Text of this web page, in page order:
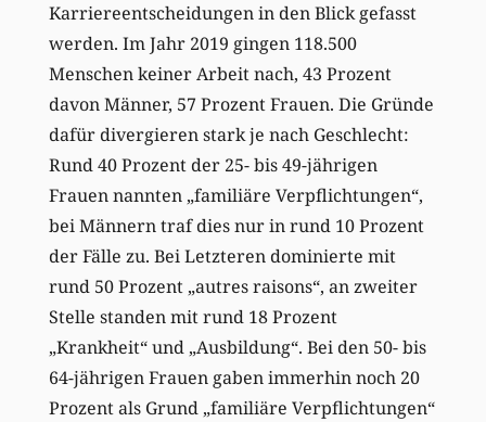
Karriereentscheidungen in den Blick gefasst
werden. Im Jahr 2019 gingen 118.500
Menschen keiner Arbeit nach, 43 Prozent
davon Männer, 57 Prozent Frauen. Die Gründe
dafür divergieren stark je nach Geschlecht:
Rund 40 Prozent der 25- bis 49-jährigen
Frauen nannten „familiäre Verpflichtungen“,
bei Männern traf dies nur in rund 10 Prozent
der Fälle zu. Bei Letzteren dominierte mit
rund 50 Prozent „autres raisons“, an zweiter
Stelle standen mit rund 18 Prozent
„Krankheit“ und „Ausbildung“. Bei den 50- bis
64-jährigen Frauen gaben immerhin noch 20
Prozent als Grund „familiäre Verpflichtungen“